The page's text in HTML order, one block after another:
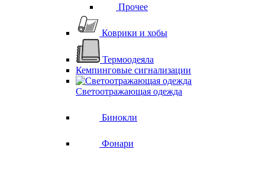
Прочее
Коврики и хобы
Термоодеяла
Кемпинговые сигнализации
Светоотражающая одежда
Бинокли
Фонари